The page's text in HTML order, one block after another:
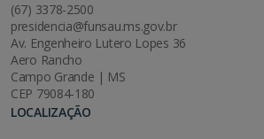
(67) 3378-2500
presidencia@funsau.ms.gov.br
Av. Engenheiro Lutero Lopes 36
Aero Rancho
Campo Grande | MS
CEP 79084-180
LOCALIZAÇÃO